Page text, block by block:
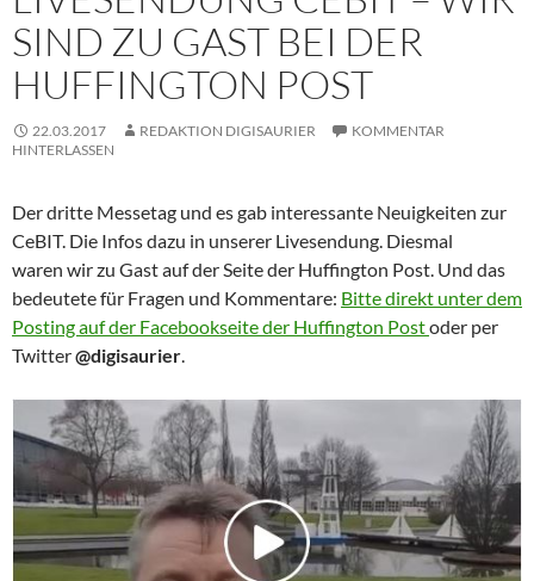
SIND ZU GAST BEI DER
HUFFINGTON POST
22.03.2017 REDAKTION DIGISAURIER
KOMMENTAR
HINTERLASSEN
Der dritte Messetag und es gab interessante Neuigkeiten zur
CeBIT. Die Infos dazu in unserer Livesendung. Diesmal
waren wir zu Gast auf der Seite der Huffington Post. Und das
bedeutete für Fragen und Kommentare: Bitte direkt unter dem
Posting auf der Facebookseite der Huffington Postoder per
Twitter@digisaurier.